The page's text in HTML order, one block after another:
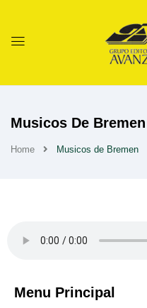
Musicos De Bremen
Home Musicos de Bremen
Menu Principal